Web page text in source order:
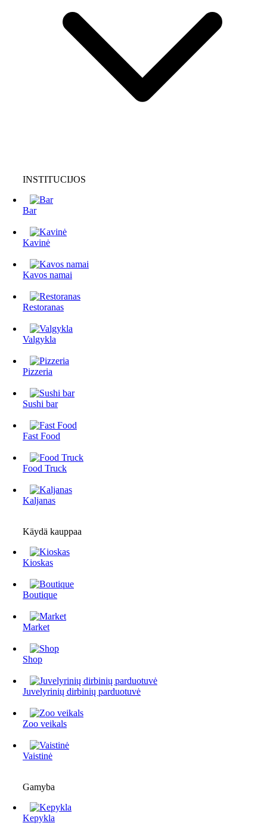
INSTITUCIJOS
Bar
Kavinė
Kavos namai
Restoranas
Valgykla
Pizzeria
Sushi bar
Fast Food
Food Truck
Kaljanas
Käydä kauppaa
Kioskas
Boutique
Market
Shop
Juvelyrinių dirbinių parduotuvė
Zoo veikals
Vaistinė
Gamyba
Kepykla